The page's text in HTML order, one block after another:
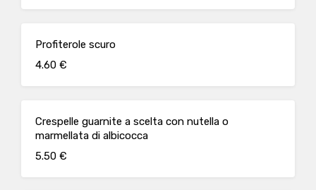
Profiterole scuro
4.60 €
Crespelle guarnite a scelta con nutella o
marmellata di albicocca
5.50 €